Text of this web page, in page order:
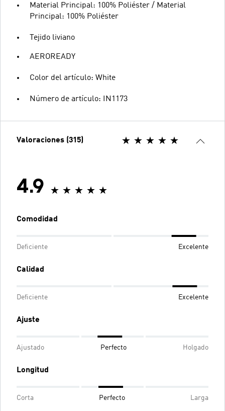
Material Principal: 100% Poliéster / Material
Principal: 100% Poliéster
Tejido liviano
AEROREADY
Color del artículo: White
Número de artículo: IN1173
Valoraciones (315)
4.9
Comodidad
Deficiente Excelente
Calidad
Deficiente Excelente
Ajuste
Ajustado Perfecto Holgado
Longitud
Corta Perfecto Larga